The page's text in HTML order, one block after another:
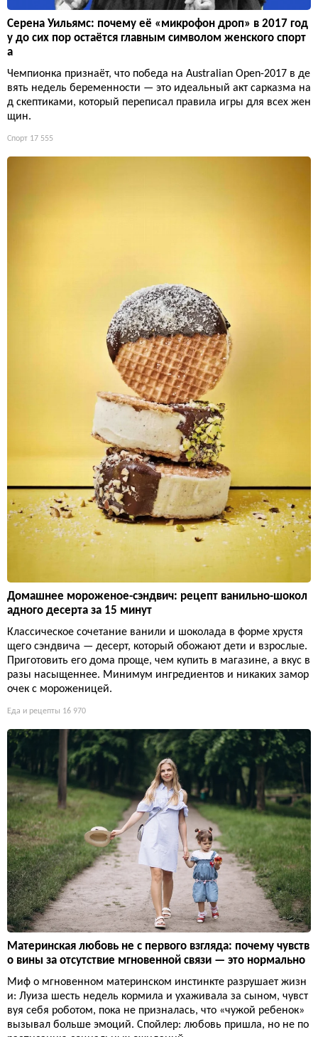
Серена Уильямс: почему её «микрофон дроп» в 2017 год
у до сих пор остаётся главным символом женского спорт
а
Чемпионка признаёт, что победа на Australian Open-2017 в де
вять недель беременности — это идеальный акт сарказма на
д скептиками, который переписал правила игры для всех жен
щин.
Спорт 17 555
Домашнее мороженое-сэндвич: рецепт ванильно-шокол
адного десерта за 15 минут
Классическое сочетание ванили и шоколада в форме хрустя
щего сэндвича — десерт, который обожают дети и взрослые.
Приготовить его дома проще, чем купить в магазине, а вкус в
разы насыщеннее. Минимум ингредиентов и никаких замор
очек с мороженицей.
Еда и рецепты 16 970
Материнская любовь не с первого взгляда: почему чувств
о вины за отсутствие мгновенной связи — это нормально
Миф о мгновенном материнском инстинкте разрушает жизн
и: Луиза шесть недель кормила и ухаживала за сыном, чувст
вуя себя роботом, пока не призналась, что «чужой ребенок»
вызывал больше эмоций. Спойлер: любовь пришла, но не по